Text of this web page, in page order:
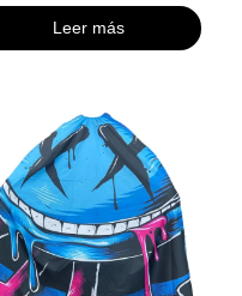
Leer más